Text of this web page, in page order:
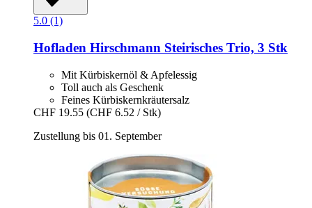
5.0 (1)
Hofladen Hirschmann Steirisches Trio, 3 Stk
Mit Kürbiskernöl & Apfelessig
Toll auch als Geschenk
Feines Kürbiskernkräutersalz
CHF 19.55 (CHF 6.52 / Stk)
Zustellung bis 01. September